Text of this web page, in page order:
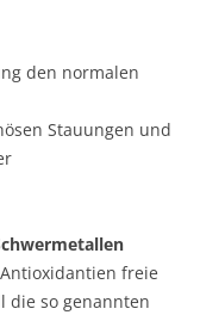
den normalen
Stauungen und
freie
die so genannten